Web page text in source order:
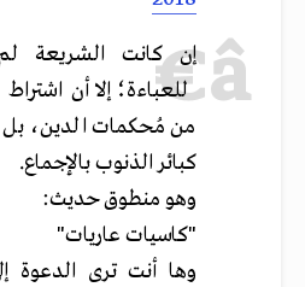
إن كانت الشريعة
للعباءة؛ إلا أن
من مُحكمات الدين،
كبائر الذنوب بالإجماع.
وهو منطوق حديث:
"كاسيات عاريات"
وها أنت ترى الدعوة